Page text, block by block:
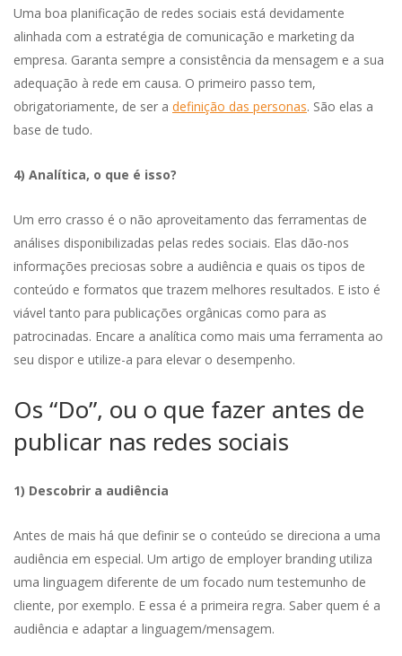
Uma boa planificação de redes sociais está devidamente
alinhada com a estratégia de comunicação e marketing da
empresa. Garanta sempre a consistência da mensagem e a sua
adequação à rede em causa. O primeiro passo tem,
obrigatoriamente, de ser a definição das personas. São elas a
base de tudo.
4) Analítica, o que é isso?
Um erro crasso é o não aproveitamento das ferramentas de
análises disponibilizadas pelas redes sociais. Elas dão-nos
informações preciosas sobre a audiência e quais os tipos de
conteúdo e formatos que trazem melhores resultados. E isto é
viável tanto para publicações orgânicas como para as
patrocinadas. Encare a analítica como mais uma ferramenta ao
seu dispor e utilize-a para elevar o desempenho.
Os “Do”, ou o que fazer antes de
publicar nas redes sociais
1) Descobrir a audiência
Antes de mais há que definir se o conteúdo se direciona a uma
audiência em especial. Um artigo de employer branding utiliza
uma linguagem diferente de um focado num testemunho de
cliente, por exemplo. E essa é a primeira regra. Saber quem é a
audiência e adaptar a linguagem/mensagem.